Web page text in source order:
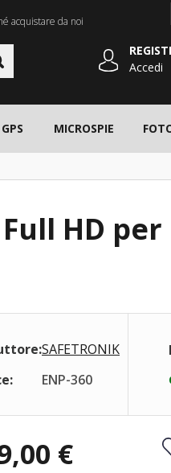
acquistare da noi
Accedi
MICROSPIE
HD
SAFETRONIK
ENP-360
€